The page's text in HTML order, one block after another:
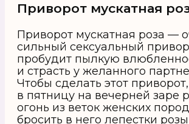
Приворот мускатная
Приворот мускатная роза —
сильный сексуальный
пробудит пылкую
и страсть у желанного
Чтобы сделать этот
в пятницу на вечерней заре
огонь из веток женских
бросить в него лепестки